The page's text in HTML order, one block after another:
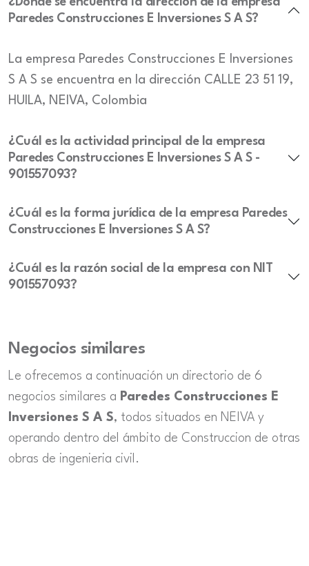
Paredes Construcciones E Inversiones S A S?
La empresa Paredes Construcciones E Inversiones
S A S se encuentra en la dirección CALLE 23 51 19,
HUILA, NEIVA, Colombia
¿Cuál es la actividad principal de la empresa
Paredes Construcciones E Inversiones S A S -
901557093?
¿Cuál es la forma jurídica de la empresa Paredes
Construcciones E Inversiones S A S?
¿Cuál es la razón social de la empresa con NIT
901557093?
Negocios similares
Le ofrecemos a continuación un directorio de 6
negocios similares a Paredes Construcciones E
Inversiones S A S, todos situados en NEIVA y
operando dentro del ámbito de Construccion de otras
obras de ingenieria civil.